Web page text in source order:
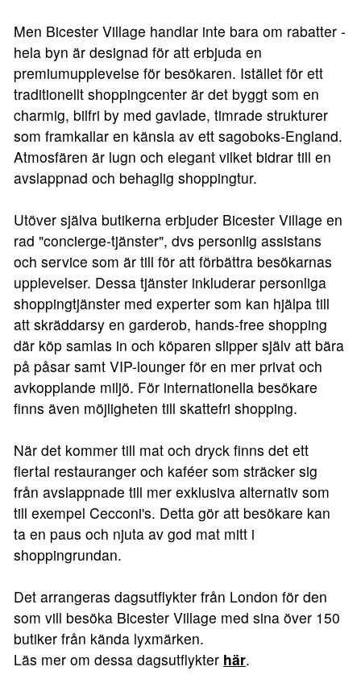
Men Bicester Village handlar inte bara om rabatter -
hela byn är designad för att erbjuda en
premiumupplevelse för besökaren. Istället för ett
traditionellt shoppingcenter är det byggt som en
charmig, bilfri by med gavlade, timrade strukturer
som framkallar en känsla av ett sagoboks-England.
Atmosfären är lugn och elegant vilket bidrar till en
avslappnad och behaglig shoppingtur.
Utöver själva butikerna erbjuder Bicester Village en
rad "concierge-tjänster", dvs personlig assistans
och service som är till för att förbättra besökarnas
upplevelser. Dessa tjänster inkluderar personliga
shoppingtjänster med experter som kan hjälpa till
att skräddarsy en garderob, hands-free shopping
där köp samlas in och köparen slipper själv att bära
på påsar samt VIP-lounger för en mer privat och
avkopplande miljö. För internationella besökare
finns även möjligheten till skattefri shopping.
När det kommer till mat och dryck finns det ett
flertal restauranger och kaféer som sträcker sig
från avslappnade till mer exklusiva alternativ som
till exempel Cecconi's. Detta gör att besökare kan
ta en paus och njuta av god mat mitt i
shoppingrundan.
Det arrangeras dagsutflykter från London för den
som vill besöka Bicester Village med sina över 150
butiker från kända lyxmärken.
Läs mer om dessa dagsutflykter här.